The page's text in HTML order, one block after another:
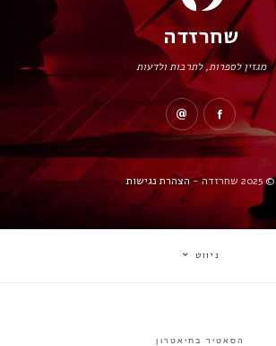
שחרזדה
מגזין לספרות, לתרבות ולדעות
© 2025 שחרזדה - הצהרת נגישות
ניווט
הסאטיר בתיאטרון